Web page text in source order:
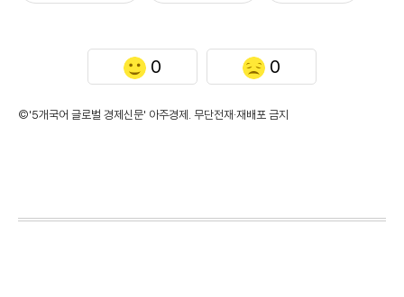
0 0
©'5개국어 글로벌 경제신문' 아주경제. 무단전재·재배포 금지